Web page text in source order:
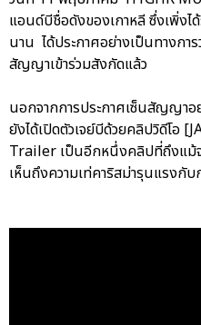
แอนด์บีชื่อดังของเกาหลี ซึ่งเพิ่งไ
นาน ได้ประกาศอย่างเป็นทางการ
สัญญาเข้าร่วมสังกัดแล้ว
นอกจากการประกาศเซ็นสัญญาอ
ยังได้เปิดตัวเจย์บีด้วยคลิปวิดีโอ
Trailer เป็นอีกหนึ่งคลิปที่ถึงแม้จะ
เห็นถึงความเท่คาริสม่ารุนแรงกับ